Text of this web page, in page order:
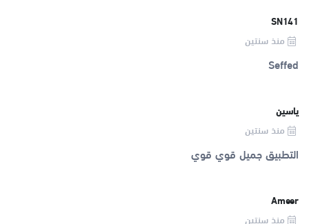
SN141
منذ سنتين
Seffed
ياسين
منذ سنتين
التطبيق جميل قوي قوي
Ameer
منذ سنتين